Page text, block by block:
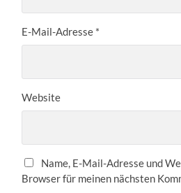
E-Mail-Adresse *
Website
Name, E-Mail-Adresse und
Browser für meinen nächsten